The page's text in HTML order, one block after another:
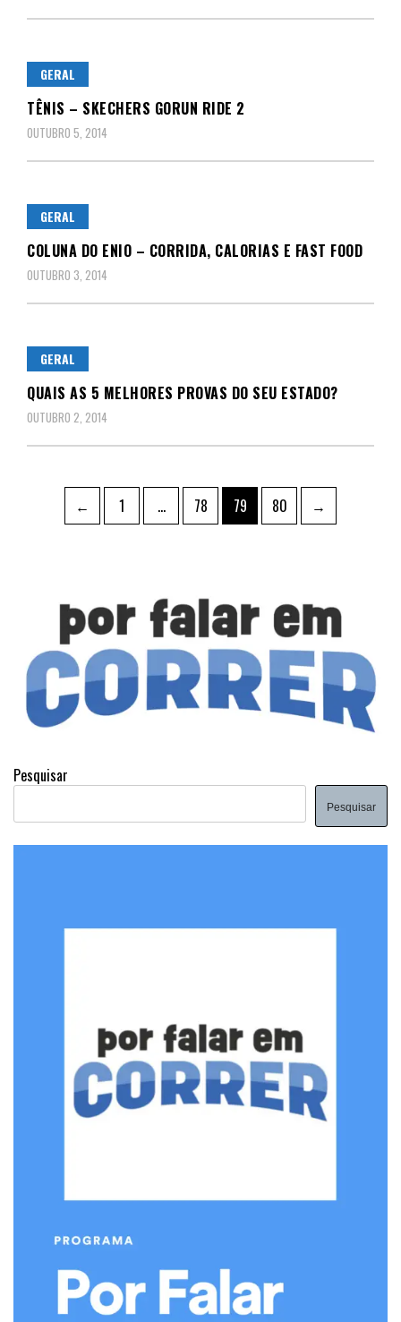
GERAL
TÊNIS – SKECHERS GORUN RIDE 2
OUTUBRO 5, 2014
GERAL
COLUNA DO ENIO – CORRIDA, CALORIAS E FAST FOOD
OUTUBRO 3, 2014
GERAL
QUAIS AS 5 MELHORES PROVAS DO SEU ESTADO?
OUTUBRO 2, 2014
Paginação
← Page
1 … Page
78 Page
79 Page
80 →
Pesquisar
Pesquisar